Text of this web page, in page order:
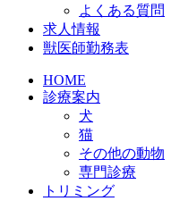
よくある質問
求人情報
獣医師勤務表
HOME
診療案内
犬
猫
その他の動物
専門診療
トリミング